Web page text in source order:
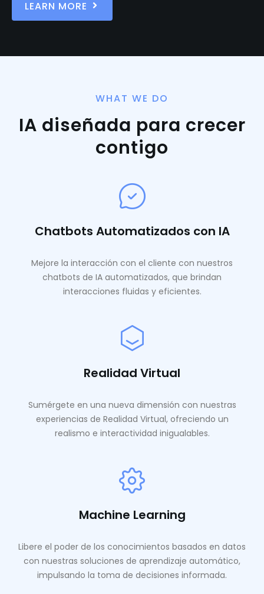
LEARN MORE
WHAT WE DO
IA diseñada para crecer
contigo
Chatbots Automatizados con IA
Mejore la interacción con el cliente con nuestros
chatbots de IA automatizados, que brindan
interacciones fluidas y eficientes.
Realidad Virtual
Sumérgete en una nueva dimensión con nuestras
experiencias de Realidad Virtual, ofreciendo un
realismo e interactividad inigualables.
Machine Learning
Libere el poder de los conocimientos basados ​​en datos
con nuestras soluciones de aprendizaje automático,
impulsando la toma de decisiones informada.